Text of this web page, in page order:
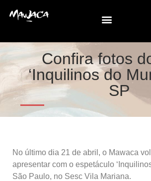
Confira fotos
‘Inquilinos do
SP
No último dia 21 de abril, o Mawaca
apresentar com o espetáculo
São Paulo, no Sesc Vila Mariana.